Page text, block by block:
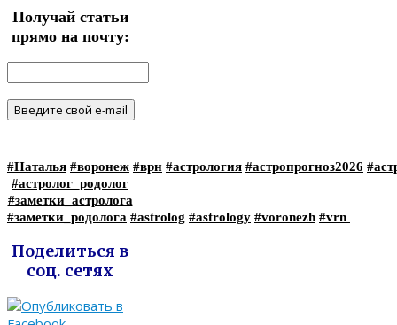
Получай статьи
прямо на почту:
#Наталья #воронеж #врн #астрология #астропрогноз2026
#астролог_родолог
#заметки_астролога
#заметки_родолога #astrolog #astrology #voronezh #vrn
Поделиться в
соц. сетях